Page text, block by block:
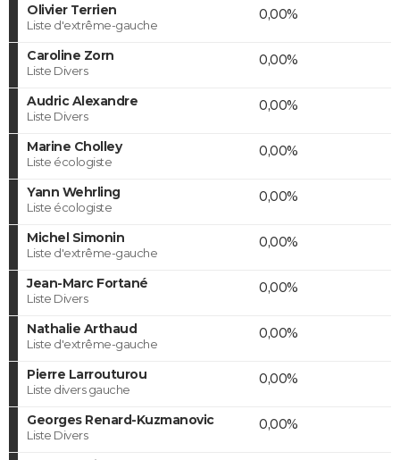
Olivier Terrien
Liste d'extrême-gauche
0,00%
Caroline Zorn
Liste Divers
0,00%
Audric Alexandre
Liste Divers
0,00%
Marine Cholley
Liste écologiste
0,00%
Yann Wehrling
Liste écologiste
0,00%
Michel Simonin
Liste d'extrême-gauche
0,00%
Jean-Marc Fortané
Liste Divers
0,00%
Nathalie Arthaud
Liste d'extrême-gauche
0,00%
Pierre Larrouturou
Liste divers gauche
0,00%
Georges Renard-Kuzmanovic
Liste Divers
0,00%